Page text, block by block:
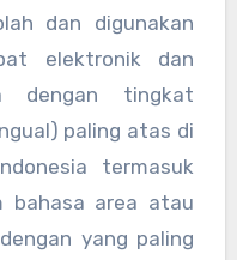
dan digunakan
elektronik dan
dengan tingkat
paling atas di
termasuk
bahasa area atau
yang paling